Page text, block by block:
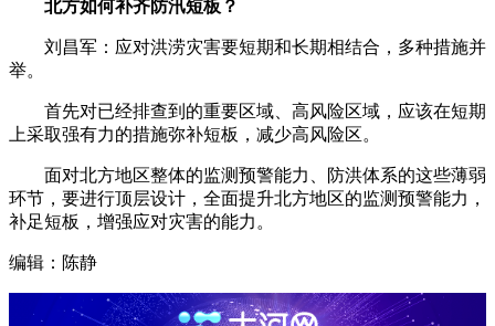
北方如何补齐防汛短板？
刘昌军：应对洪涝灾害要短期和长期相结合，多种措施并
举。
首先对已经排查到的重要区域、高风险区域，应该在短期
上采取强有力的措施弥补短板，减少高风险区。
面对北方地区整体的监测预警能力、防洪体系的这些薄弱
环节，要进行顶层设计，全面提升北方地区的监测预警能力，
补足短板，增强应对灾害的能力。
编辑：陈静